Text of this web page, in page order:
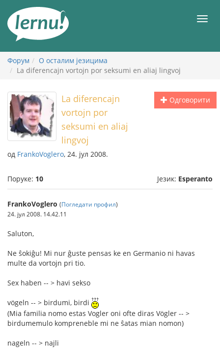
садржају
Форум
О осталим језицима
La diferencajn vortojn por seksumi en aliaj lingvoj
Одговорити
La diferencajn
vortojn por
seksumi en aliaj
lingvoj
од FrankoVoglero, 24. јул 2008.
Поруке: 10 Језик: Esperanto
FrankoVoglero (Погледати профил)
24. јул 2008. 14.42.11
Saluton,
Ne ŝokiĝu! Mi nur ĝuste pensas ke en Germanio ni havas
multe da vortojn pri tio.
Sex haben -- > havi sekso
vögeln -- > birdumi, birdi
(Mia familia nomo estas Vogler oni ofte diras Vögler -- >
birdumemulo kompreneble mi ne ŝatas mian nomon)
nageln -- > najli